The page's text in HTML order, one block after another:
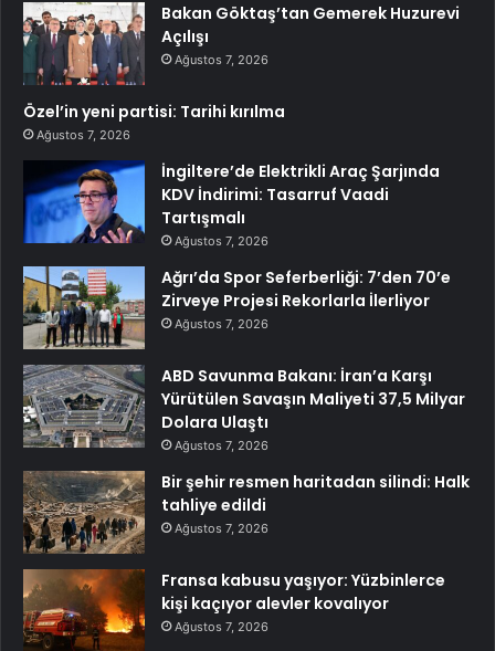
Bakan Göktaş’tan Gemerek Huzurevi
Açılışı
Ağustos 7, 2026
Özel’in yeni partisi: Tarihi kırılma
Ağustos 7, 2026
İngiltere’de Elektrikli Araç Şarjında
KDV İndirimi: Tasarruf Vaadi
Tartışmalı
Ağustos 7, 2026
Ağrı’da Spor Seferberliği: 7’den 70’e
Zirveye Projesi Rekorlarla İlerliyor
Ağustos 7, 2026
ABD Savunma Bakanı: İran’a Karşı
Yürütülen Savaşın Maliyeti 37,5 Milyar
Dolara Ulaştı
Ağustos 7, 2026
Bir şehir resmen haritadan silindi: Halk
tahliye edildi
Ağustos 7, 2026
Fransa kabusu yaşıyor: Yüzbinlerce
kişi kaçıyor alevler kovalıyor
Ağustos 7, 2026